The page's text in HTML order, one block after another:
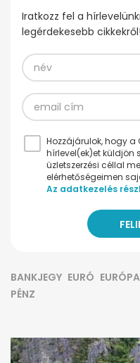
Iratkozz fel a
legérdekesebb cikkekről!
Hozzájárulok, hogy
hírlevel(ek)et küldjön
üzletszerzési céllal
elérhetőségeimen
Az adatkezelés
BANKJEGY EURÓ
PÉNZ